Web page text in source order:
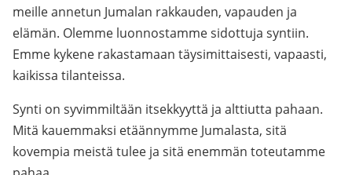
meille annetun Jumalan rakkauden, vapauden ja
elämän. Olemme luonnostamme sidottuja syntiin.
Emme kykene rakastamaan täysimittaisesti, vapaasti,
kaikissa tilanteissa.
Synti on syvimmiltään itsekkyyttä ja alttiutta pahaan.
Mitä kauemmaksi etäännymme Jumalasta, sitä
kovempia meistä tulee ja sitä enemmän toteutamme